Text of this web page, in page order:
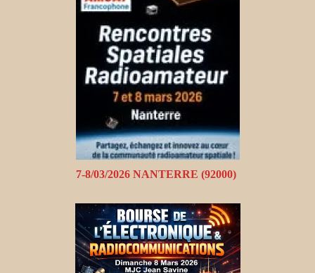
7-8/03/2026 NANTERRE (92000)